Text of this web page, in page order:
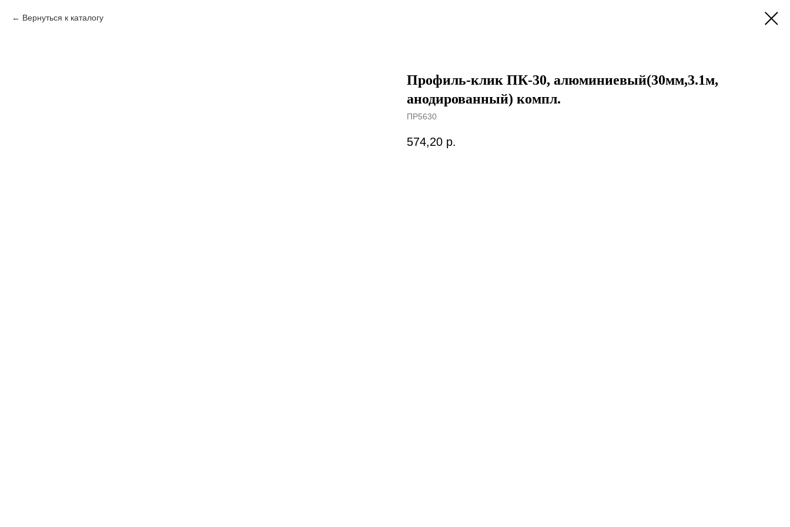
Вернуться к каталогу
Профиль-клик ПК-30, алюминиевый(30мм,3.1м,
анодированный) компл.
ПР5630
574,20 р.